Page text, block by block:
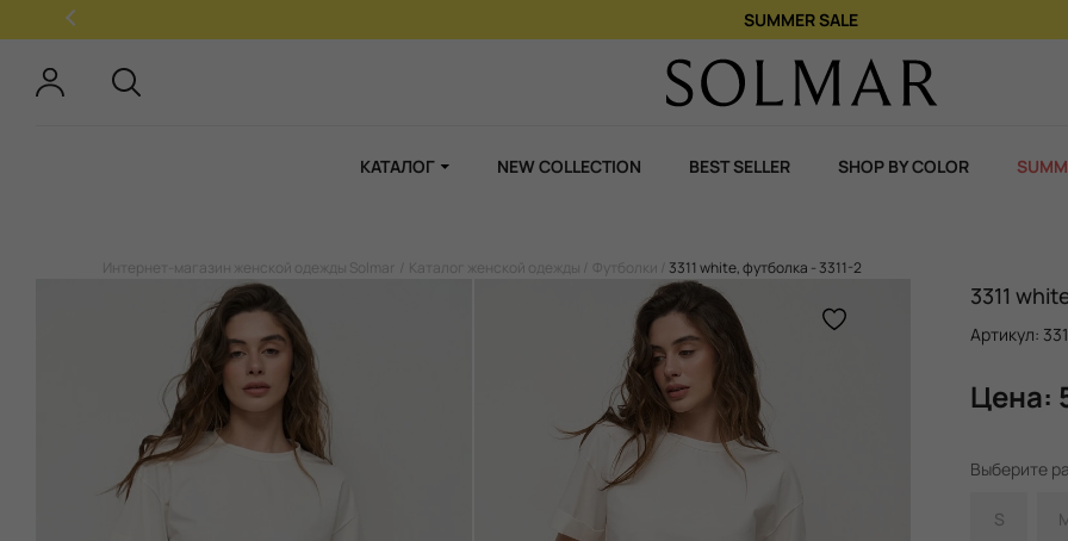
SUMMER SALE
КАТАЛОГ NEW COLLECTION BEST SELLER SHOP BY COLOR
Интернет-магазин женской одежды Solmar Каталог женской одежды Футболки 3311 white, футболка - 3311-2
3311
Артикул:
Цена:
Выберите
S